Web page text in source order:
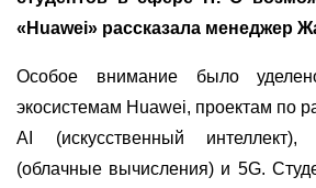
«Huawei» рассказала менеджер
Особое внимание было
экосистемам Huawei, проектам по
AI (искусственный
(облачные вычисления) и 5G.